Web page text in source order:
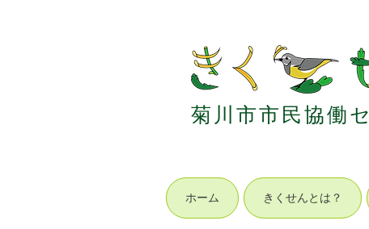
菊 川 市市 民協働セ
ホーム きくせんとは？